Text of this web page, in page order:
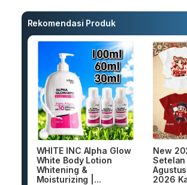
Rekomendasi Produk
WHITE INC Alpha Glow
White Body Lotion
Whitening &
Moisturizing |...
New
Setelan
2026